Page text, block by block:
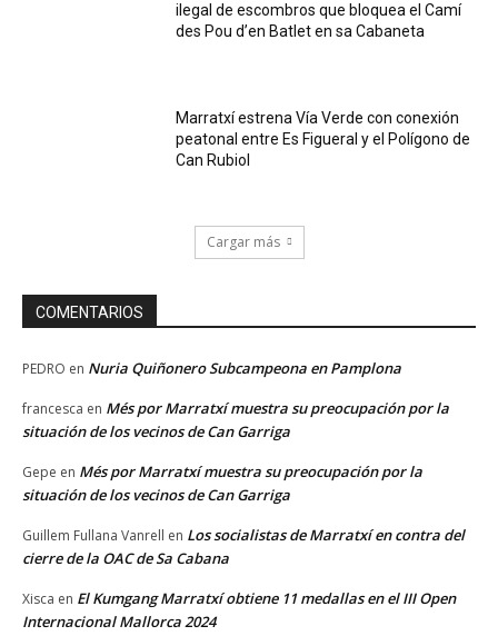
ilegal de escombros que bloquea el Camí
des Pou d’en Batlet en sa Cabaneta
Marratxí estrena Vía Verde con conexión
peatonal entre Es Figueral y el Polígono de
Can Rubiol
Cargar más
COMENTARIOS
PEDRO en Nuria Quiñonero Subcampeona en Pamplona
francesca en Més por Marratxí muestra su preocupación por la
situación de los vecinos de Can Garriga
Gepe en Més por Marratxí muestra su preocupación por la
situación de los vecinos de Can Garriga
Guillem Fullana Vanrell en Los socialistas de Marratxí en contra del
cierre de la OAC de Sa Cabana
Xisca en El Kumgang Marratxí obtiene 11 medallas en el III Open
Internacional Mallorca 2024